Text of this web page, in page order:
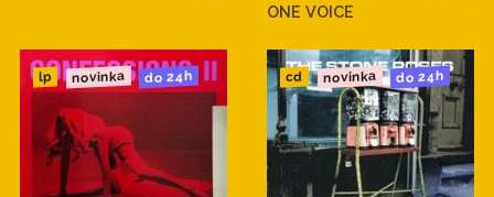
ONE VOICE
lp novinka do 24h cd novinka do 24h